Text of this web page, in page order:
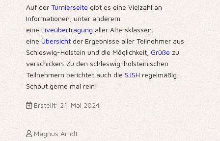
Auf der Turnierseite gibt es eine Vielzahl an
Informationen, unter anderem
eine Liveübertragung aller Altersklassen,
eineÜbersichtder Ergebnisse aller Teilnehmer aus
Schleswig-Holstein und die Möglichkeit, Grüße zu
verschicken. Zu den schleswig-holsteinischen
Teilnehmern berichtet auch die SJSH regelmäßig.
Schaut gerne mal rein!
Erstellt: 21. Mai 2024
Magnus Arndt